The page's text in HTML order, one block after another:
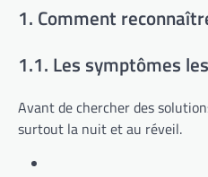
1. Comment
1.1. Les symptômes
Avant de chercher des
surtout la nuit et au réveil.